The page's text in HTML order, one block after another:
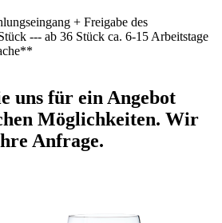
+ Freigabe des
--- ab 36 Stück ca. 6-15 Arbeitstage
uns für ein Angebot
Möglichkeiten. Wir
Anfrage.